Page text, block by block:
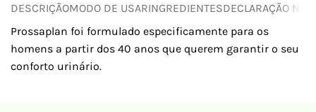
DESCRIÇÃOMODO DE USARINGREDIENTESDECLARAÇÃO
Prossaplan foi formulado especificamente para os
homens a partir dos 40 anos que querem garantir o seu
conforto urinário.